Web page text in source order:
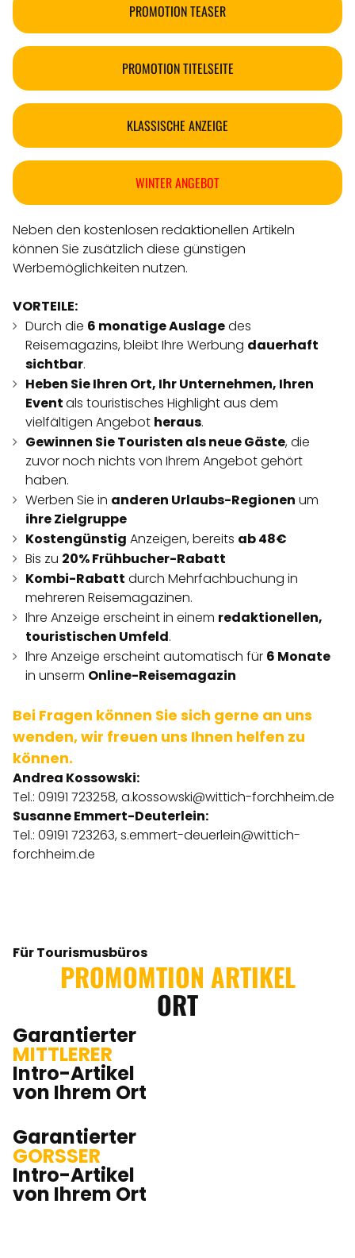
PROMOTION TEASER
PROMOTION TITELSEITE
KLASSISCHE ANZEIGE
WINTER ANGEBOT
Neben den kostenlosen redaktionellen Artikeln
können Sie zusätzlich diese günstigen
Werbemöglichkeiten nutzen.
VORTEILE:
Durch die 6 monatige Auslagedes
Reisemagazins, bleibt Ihre Werbung dauerhaft
sichtbar.
Heben Sie Ihren Ort, Ihr Unternehmen, Ihren
Eventals touristisches Highlight aus dem
vielfältigen Angebot heraus.
Gewinnen Sie Touristen als neue Gäste, die
zuvor noch nichts von Ihrem Angebot gehört
haben.
Werben Sie in anderen Urlaubs-Regionen um
ihre Zielgruppe
Kostengünstig Anzeigen, bereits ab 48€
Bis zu 20% Frühbucher-Rabatt
Kombi-Rabatt durch Mehrfachbuchung in
mehreren Reisemagazinen.
Ihre Anzeige erscheint in einem redaktionellen,
touristischen Umfeld.
Ihre Anzeige erscheint automatisch für 6 Monate
in unserm Online-Reisemagazin
Bei Fragen können Sie sich gerne an uns
wenden, wir freuen uns Ihnen helfen zu
können.
Andrea Kossowski:
Tel.: 09191 723258,a.kossowski@wittich-forchheim.de
Susanne Emmert-Deuterlein:
Tel.: 09191 723263,s.emmert-deuerlein@wittich-
forchheim.de
Für Tourismusbüros
PROMOMTION ARTIKEL
ORT
Garantierter
MITTLERER
Intro-Artikel
von Ihrem Ort
Garantierter
GORSSER
Intro-Artikel
von Ihrem Ort